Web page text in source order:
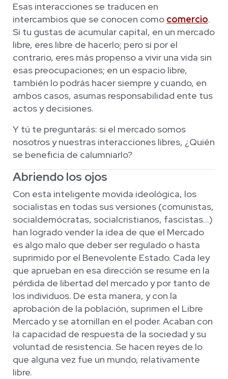
Esas interacciones se traducen en
intercambios que se conocen como comercio.
Si tu gustas de acumular capital, en un mercado
libre, eres libre de hacerlo; pero si por el
contrario, eres más propenso a vivir una vida sin
esas preocupaciones; en un espacio libre,
también lo podrás hacer siempre y cuando, en
ambos casos, asumas responsabilidad ente tus
actos y decisiones.
Y tú te preguntarás: si el mercado somos
nosotros y nuestras interacciones libres, ¿Quién
se beneficia de calumniarlo?
Abriendo los ojos
Con esta inteligente movida ideológica, los
socialistas en todas sus versiones (comunistas,
socialdemócratas, socialcristianos, fascistas…)
han logrado vender la idea de que el Mercado
es algo malo que deber ser regulado o hasta
suprimido por el Benevolente Estado. Cada ley
que aprueban en esa dirección se resume en la
pérdida de libertad del mercado y por tanto de
los individuos. De esta manera, y con la
aprobación de la población, suprimen el Libre
Mercado y se atornillan en el poder. Acaban con
la capacidad de respuesta de la sociedad y su
voluntad de resistencia. Se hacen reyes de lo
que alguna vez fue un mundo, relativamente
libre.